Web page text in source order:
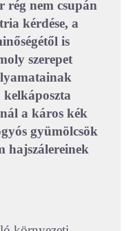
rég nem csupán
kérdése, a
is
szerepet
kelkáposzta
a káros kék
gyümölcsök
hajszálereinek